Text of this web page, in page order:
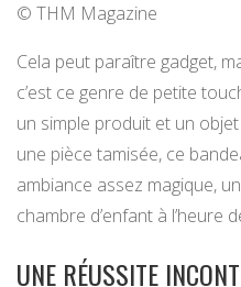
© THM Magazine
Cela peut paraître gadget,
c’est ce genre de petite
un simple produit et un
une pièce tamisée, ce
ambiance assez magique,
chambre d’enfant à l’heure
UNE RÉUSSITE